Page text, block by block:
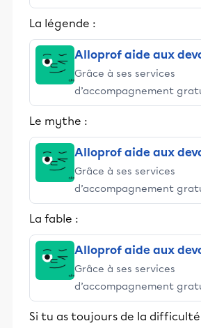
stimulants, Alloprof
et leurs parents dans la
La légende :
Alloprof aide aux
Grâce à ses services
d’accompagnement
stimulants, Alloprof
et leurs parents dans la
Le mythe :
Alloprof aide aux
Grâce à ses services
d’accompagnement
stimulants, Alloprof
et leurs parents dans la
La fable :
Alloprof aide aux
Grâce à ses services
d’accompagnement
stimulants, Alloprof
et leurs parents dans la
Si tu as toujours de la